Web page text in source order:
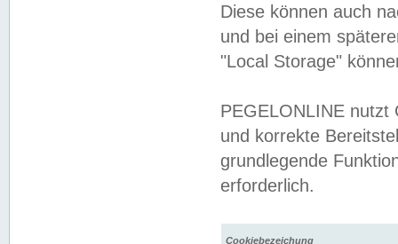
Diese können auch
und bei einem
"Local Storage"
PEGELONLINE nutzt
und korrekte
grundlegende
erforderlich.
Cookiebezeichung